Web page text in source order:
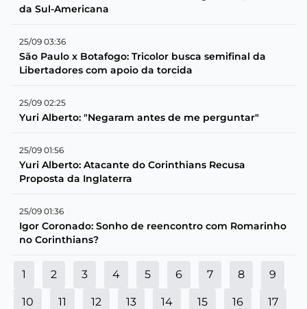
da Sul-Americana
25/09 03:36
São Paulo x Botafogo: Tricolor busca semifinal da
Libertadores com apoio da torcida
25/09 02:25
Yuri Alberto: "Negaram antes de me perguntar"
25/09 01:56
Yuri Alberto: Atacante do Corinthians Recusa
Proposta da Inglaterra
25/09 01:36
Igor Coronado: Sonho de reencontro com Romarinho
no Corinthians?
1 2 3 4 5 6 7 8 9
10 11 12 13 14 15 16 17